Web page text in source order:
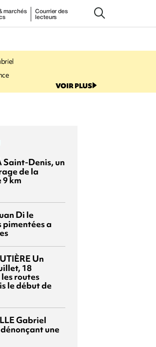
marchés
Courrier des
lecteurs
VOIR PLUS
Saint-Denis, un
de la
km
Di le
pimentées a
Un
18
routes
le début de
Gabriel
une